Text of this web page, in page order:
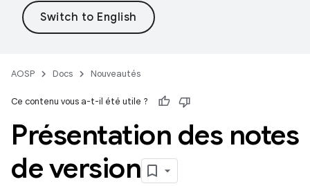
AOSP Docs Nouveautés
Ce contenu vous a-t-il été utile ?
Présentation des notes
de version